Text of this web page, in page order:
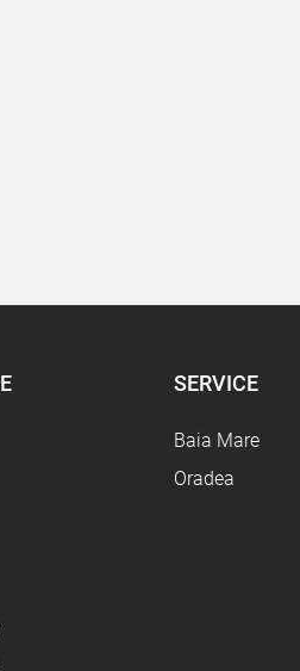
SERVICE
Baia Mare
Oradea